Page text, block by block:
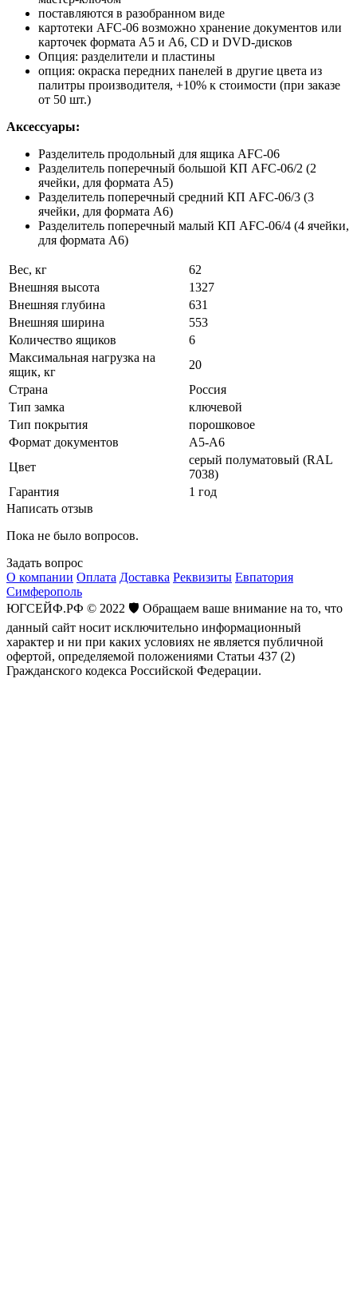
поставляются в разобранном виде
картотеки AFC-06 возможно хранение документов или
карточек формата А5 и А6, CD и DVD-дисков
Опция: разделители и пластины
опция: окраска передних панелей в другие цвета из
палитры производителя, +10% к стоимости (при заказе
от 50 шт.)
Аксессуары:
Разделитель продольный для ящика AFC-06
Разделитель поперечный большой КП AFC-06/2 (2
ячейки, для формата А5)
Разделитель поперечный средний КП AFC-06/3 (3
ячейки, для формата А6)
Разделитель поперечный малый КП AFC-06/4 (4 ячейки,
для формата А6)
Вес, кг
62
Внешняя высота
1327
Внешняя глубина
631
Внешняя ширина
553
Количество ящиков
6
Максимальная нагрузка на
ящик, кг
20
Страна
Россия
Тип замка
ключевой
Тип покрытия
порошковое
Формат документов
A5-A6
Цвет
серый полуматовый (RAL
7038)
Гарантия
1 год
Написать отзыв
Пока не было вопросов.
Задать вопрос
О компании Оплата Доставка Реквизиты Евпатория
Симферополь
ЮГСЕЙФ.РФ © 2022 🛡️ Обращаем ваше внимание на то, что
данный сайт носит исключительно информационный
характер и ни при каких условиях не является публичной
офертой, определяемой положениями Статьи 437 (2)
Гражданского кодекса Российской Федерации.